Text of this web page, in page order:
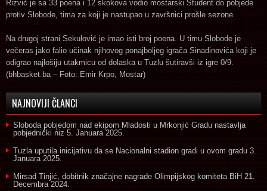
Rizvić je sa 33 poena i 12 skokova vodio mostarski Student do pobjede
protiv Slobode, tima za koji je nastupao u završnici prošle sezone.
Na drugoj strani Sekulović je imao isti broj poena. U timu Slobode je
večeras jako falio učinak njihovog ponajboljeg igrača Sinadinovića koji je
odigrao najlošiju utakmicu od dolaska u Tuzlu šutiravši iz igre 0/9.
(bhbasket.ba – Foto: Emir Krpo, Mostar)
NAJNOVIJI ČLANCI
Sloboda pobjedom nad ekipom Mladosti u Mrkonjić Gradu nastavlja
pobjednički niz 5. Januara 2025.
Tuzla uputila inicijativu da se Nacionalni stadion gradi u ovom gradu 3.
Januara 2025.
Mirsad Tinjić, dobitnik značajne nagrade Olimpijskog komiteta BiH 21.
Decembra 2024.